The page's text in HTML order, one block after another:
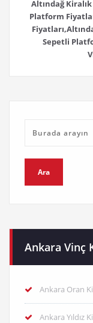
Altındağ
Platform
Sepetli
Ankara Vinç
Ankara Oran
Ankara Yıldız